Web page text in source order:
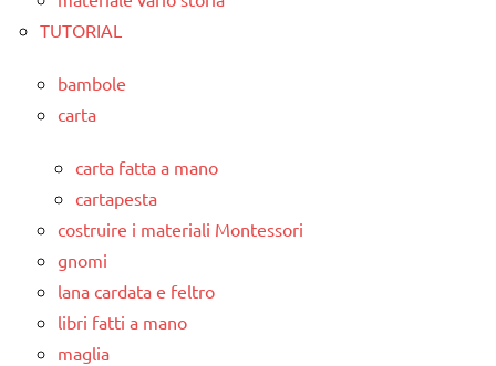
TUTORIAL
bambole
carta
carta fatta a mano
cartapesta
costruire i materiali Montessori
gnomi
lana cardata e feltro
libri fatti a mano
maglia